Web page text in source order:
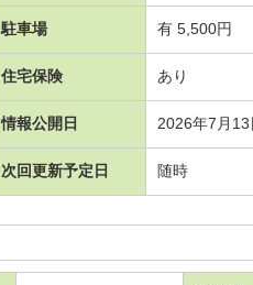
駐車場 有 5,500円
住宅保険 あり
情報公開日 2026年7月13
次回更新予定日 随時